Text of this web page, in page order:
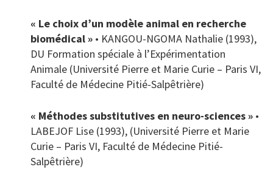
« Le choix d’un modèle animal en recherche
biomédical » • KANGOU-NGOMA Nathalie (1993),
DU Formation spéciale à l’Expérimentation
Animale (Université Pierre et Marie Curie – Paris VI,
Faculté de Médecine Pitié-Salpêtrière)
« Méthodes substitutives en neuro-sciences » •
LABEJOF Lise (1993), (Université Pierre et Marie
Curie – Paris VI, Faculté de Médecine Pitié-
Salpêtrière)